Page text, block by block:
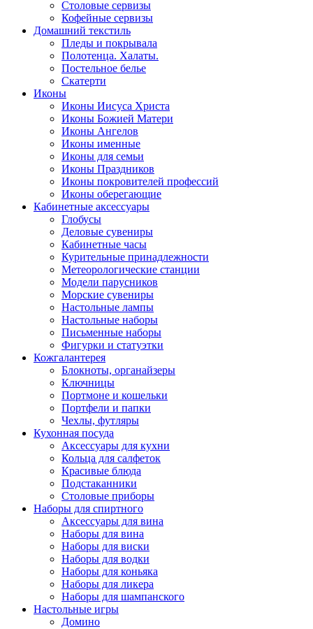
Столовые сервизы
Кофейные сервизы
Домашний текстиль
Пледы и покрывала
Полотенца. Халаты.
Постельное белье
Скатерти
Иконы
Иконы Иисуса Христа
Иконы Божией Матери
Иконы Ангелов
Иконы именные
Иконы для семьи
Иконы Праздников
Иконы покровителей профессий
Иконы оберегающие
Кабинетные аксессуары
Глобусы
Деловые сувениры
Кабинетные часы
Курительные принадлежности
Метеорологические станции
Модели парусников
Морские сувениры
Настольные лампы
Настольные наборы
Письменные наборы
Фигурки и статуэтки
Кожгалантерея
Блокноты, органайзеры
Ключницы
Портмоне и кошельки
Портфели и папки
Чехлы, футляры
Кухонная посуда
Аксессуары для кухни
Кольца для салфеток
Красивые блюда
Подстаканники
Столовые приборы
Наборы для спиртного
Аксессуары для вина
Наборы для вина
Наборы для виски
Наборы для водки
Наборы для коньяка
Наборы для ликера
Наборы для шампанского
Настольные игры
Домино